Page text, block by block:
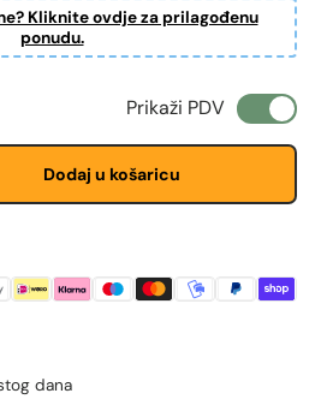
Kliknite ovdje za prilagođenu
ponudu.
Prikaži PDV
Dodaj u košaricu
dana